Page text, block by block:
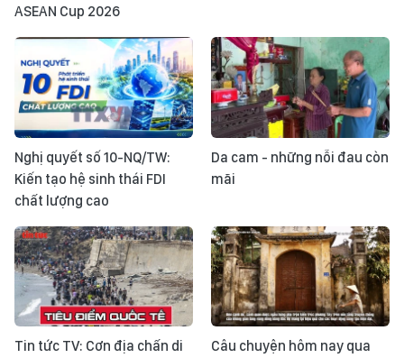
ASEAN Cup 2026
Nghị quyết số 10-NQ/TW:
Kiến tạo hệ sinh thái FDI
chất lượng cao
Da cam - những nỗi đau còn
mãi
Tin tức TV: Cơn địa chấn di
Câu chuyện hôm nay qua